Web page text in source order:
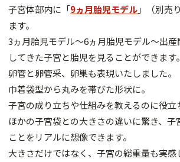
子宮体部内に「9ヵ月胎児モデル」（別売
ます。
3ヵ月胎児モデル～6ヵ月胎児モデル～出
してきた子宮と胎児を見ることができます。
卵管と卵管采、卵巣も表現いたしました。
巾着袋型から丸みを帯びた形状に。
子宮の成り立ちや仕組みを教えるのに役立
ほかの子宮袋との大きさの違いに驚き、子
ことをリアルに想像できます。
大きさだけではなく、子宮の総重量も実